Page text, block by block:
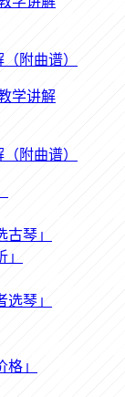
附曲谱）
附曲谱）
琴」
琴」
」